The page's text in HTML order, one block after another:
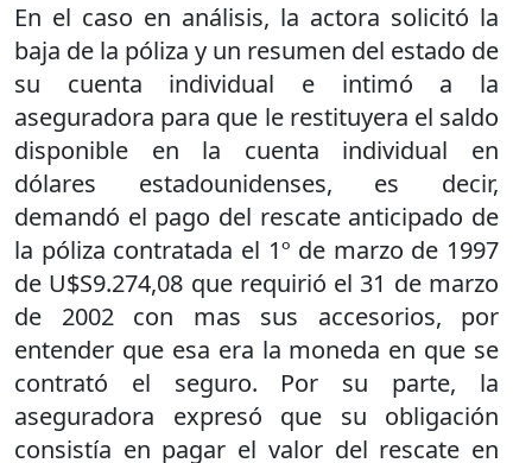
En el caso en análisis, la actora solicitó la
baja de la póliza y un resumen del estado de
su cuenta individual e intimó a la
aseguradora para que le restituyera el saldo
disponible en la cuenta individual en
dólares estadounidenses, es decir,
demandó el pago del rescate anticipado de
la póliza contratada el 1º de marzo de 1997
de U$S9.274,08 que requirió el 31 de marzo
de 2002 con mas sus accesorios, por
entender que esa era la moneda en que se
contrató el seguro. Por su parte, la
aseguradora expresó que su obligación
consistía en pagar el valor del rescate en